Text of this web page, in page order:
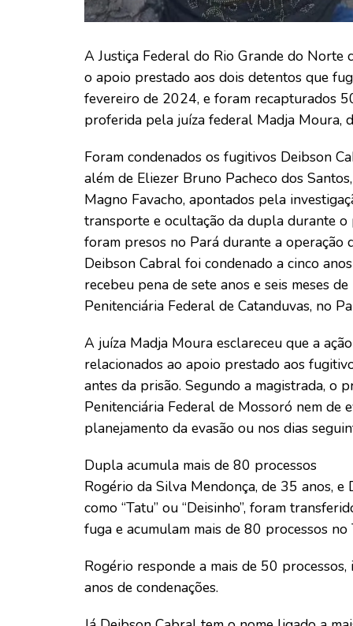
A Justiça Federal do Rio Grande do Norte
o apoio prestado aos dois detentos que
fevereiro de 2024, e foram recapturados
proferida pela juíza federal Madja Moura,
Foram condenados os fugitivos Deibson
além de Eliezer Bruno Pacheco dos
Magno Favacho, apontados pela
transporte e ocultação da dupla durante
foram presos no Pará durante a operação
Deibson Cabral foi condenado a cinco
recebeu pena de sete anos e seis meses
Penitenciária Federal de Catanduvas, no
A juíza Madja Moura esclareceu que a
relacionados ao apoio prestado aos
antes da prisão. Segundo a magistrada, o
Penitenciária Federal de Mossoró nem de
planejamento da evasão ou nos dias
Dupla acumula mais de 80 processos
Rogério da Silva Mendonça, de 35 anos,
como “Tatu” ou “Deisinho”, foram
fuga e acumulam mais de 80 processos
Rogério responde a mais de 50
anos de condenações.